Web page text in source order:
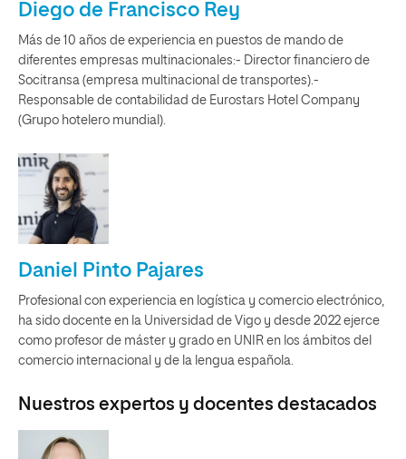
Diego de Francisco Rey
Más de 10 años de experiencia en puestos de mando de
diferentes empresas multinacionales:- Director financiero de
Socitransa (empresa multinacional de transportes).-
Responsable de contabilidad de Eurostars Hotel Company
(Grupo hotelero mundial).
Daniel Pinto Pajares
Profesional con experiencia en logística y comercio electrónico,
ha sido docente en la Universidad de Vigo y desde 2022 ejerce
como profesor de máster y grado en UNIR en los ámbitos del
comercio internacional y de la lengua española.
Nuestros expertos y docentes destacados